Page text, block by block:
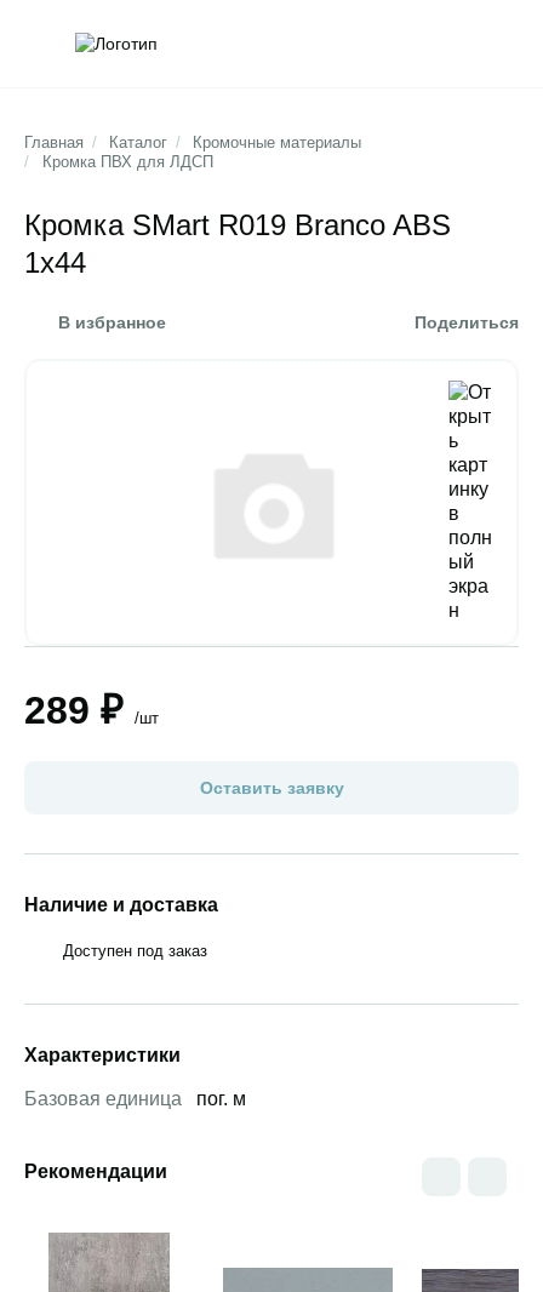
Главная / Каталог /
Кромочные материалы
/
Кромка ПВХ для ЛДСП
Кромка SMart R019 Branco ABS
1x44
В избранное Поделиться
289 ₽ /шт
Оставить заявку
Наличие и доставка
Доступен под заказ
Характеристики
Базовая единица пог. м
Рекомендации